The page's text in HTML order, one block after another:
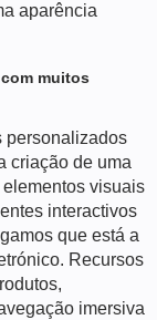
aparência
muitos
personalizados
criação de uma
visuais
interactivos
que está a
Recursos
imersiva